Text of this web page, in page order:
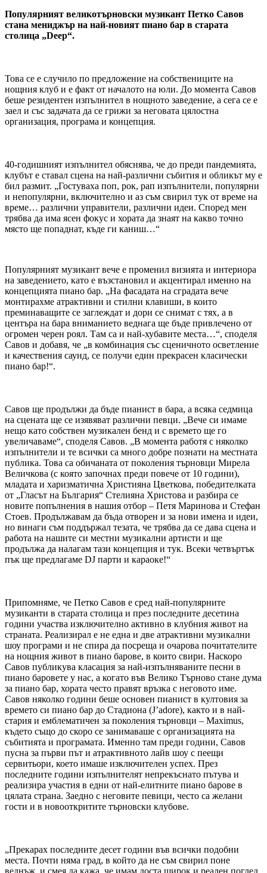
Популярният великотърновски музикант Петко Савов
стана мениджър на най-новият пиано бар в старата
столица „Deep“.
Това се е случило по предложение на собствениците на
нощния клуб и е факт от началото на юли. До момента Савов
беше резидентен изпълнител в нощното заведение, а сега се е
заел и със задачата да се грижи за неговата цялостна
организация, програма и концепция.
40-годишният изпълнител обяснява, че до преди пандемията,
клубът е ставал сцена на най-различни събития и обликът му е
бил размит. „Гостуваха поп, рок, рап изпълнители, популярни
и непопулярни, включително и аз съм свирил тук от време на
време… различни управители, различни идеи. Според мен
трябва да има ясен фокус и хората да знаят на какво точно
място ще попаднат, къде ги каниш…“
Популярният музикант вече е променил визията и интериора
на заведението, като е възстановил и акцентирал именно на
концепцията пиано бар. „На фасадата на сградата вече
монтирахме атрактивни и стилни клавиши, в които
преминаващите се заглеждат и дори се снимат с тях, а в
центъра на бара вниманието веднага ще бъде привлечено от
огромен черен роял. Там са и най-хубавите места…“, споделя
Савов и добавя, че „в комбинация със сценичното осветление
и качествения саунд, се получи един прекрасен класически
пиано бар!“.
Савов ще продължи да бъде пианист в бара, а всяка седмица
на сцената ще се изявяват различни певци. „Вече си имаме
нещо като собствен музикален бенд и с времето ще го
увеличаваме“, споделя Савов. „В момента работя с няколко
изпълнители и те всички са много добре познати на местната
публика. Това са обичаната от поколения търновци Мирела
Величкова (с която започнах преди повече от 10 години),
младата и харизматична Християна Цветкова, победителката
от „Гласът на България“ Стелияна Христова и разбира се
новите попълнения в нашия отбор – Петя Маринова и Стефан
Стоев. Продължавам да бъда отворен и за нови имена и идеи,
но винаги съм поддържал тезата, че трябва да се дава сцена и
работа на нашите си местни музикални артисти и ще
продължа да налагам тази концепция и тук. Всеки четвъртък
пък ще предлагаме DJ парти и караоке!“
Припомняме, че Петко Савов е сред най-популярните
музиканти в старата столица и през последните десетина
години участва изключително активно в клубния живот на
страната. Реализирал е не една и две атрактивни музикални
шоу програми и не спира да посреща и очарова почитателите
на нощния живот в пиано барове, в които свири. Наскоро
Савов публикува класация за най-изпълняваните песни в
пиано баровете у нас, а когато във Велико Търново стане дума
за пиано бар, хората често правят връзка с неговото име.
Савов няколко години беше основен пианист в култовия за
времето си пиано бар до Стадиона (J’adore), както и в най-
стария и емблематичен за поколения търновци – Maximus,
където също до скоро се занимаваше с организацията на
събитията и програмата. Именно там преди години, Савов
пусна за първи път и атрактивното лайв шоу с пеещи
сервитьори, което имаше изключителен успех. През
последните години изпълнителят непрекъснато пътува и
реализира участия в едни от най-елитните пиано барове в
цялата страна. Заедно с неговите певици, често са желани
гости и в новооткритите търновски клубове.
„Прекарах последните десет години във всички подобни
места. Почти няма град, в който да не съм свирил поне